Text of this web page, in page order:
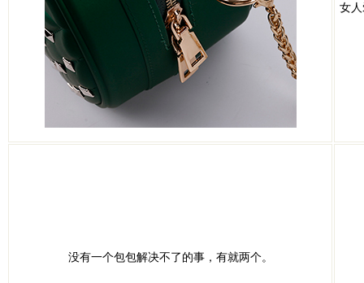
女
没有一个包包解决不了的事，有就两个。